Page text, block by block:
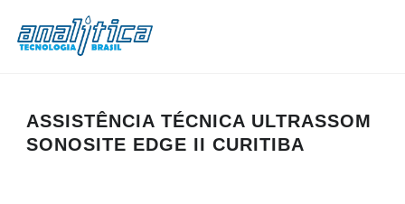
ASSISTÊNCIA TÉCNICA ULTRASSOM
SONOSITE EDGE II CURITIBA